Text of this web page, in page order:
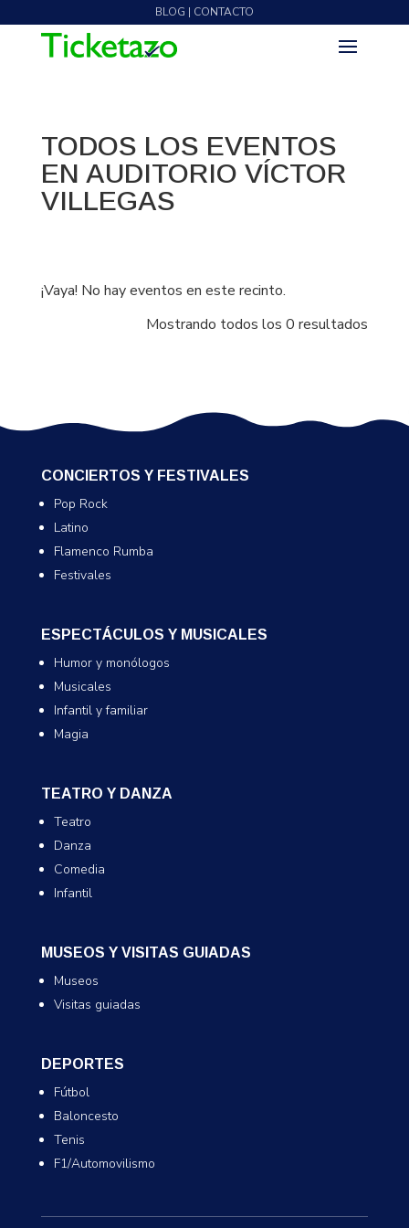
BLOG | CONTACTO
TODOS LOS EVENTOS
EN AUDITORIO VÍCTOR
VILLEGAS
¡Vaya! No hay eventos en este recinto.
Mostrando todos los 0 resultados
CONCIERTOS Y FESTIVALES
Pop Rock
Latino
Flamenco Rumba
Festivales
ESPECTÁCULOS Y MUSICALES
Humor y monólogos
Musicales
Infantil y familiar
Magia
TEATRO Y DANZA
Teatro
Danza
Comedia
Infantil
MUSEOS Y VISITAS GUIADAS
Museos
Visitas guiadas
DEPORTES
Fútbol
Baloncesto
Tenis
F1/Automovilismo